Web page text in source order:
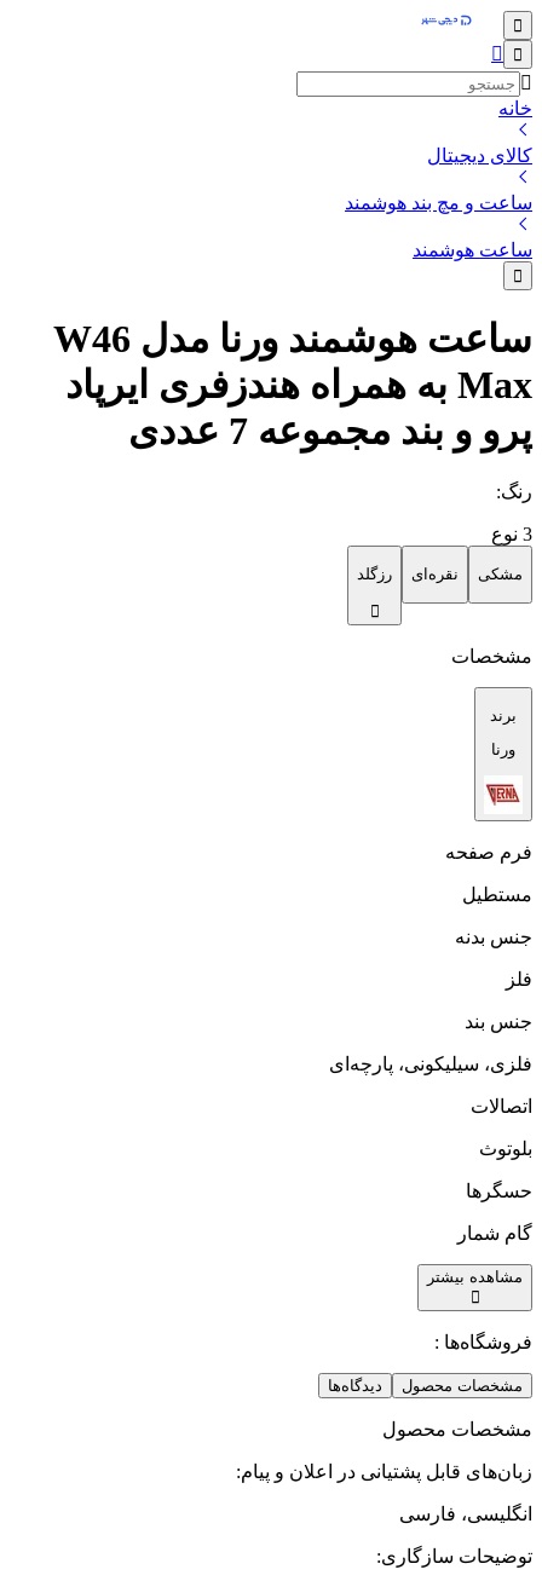
خانه
کالای دیجیتال
ساعت و مچ بند هوشمند
ساعت هوشمند
ساعت هوشمند ورنا مدل W46
Max به همراه هندزفری ایرپاد
پرو و بند مجموعه 7 عددی
رنگ:
3 نوع
مشکی نقره‌ای رزگلد
مشخصات
برند
ورنا
فرم صفحه
مستطیل
جنس بدنه
فلز
جنس بند
فلزی، سیلیکونی، پارچه‌ای
اتصالات
بلوتوث
حسگرها
گام شمار
مشاهده بیشتر
فروشگاه‌ها :
مشخصات محصول دیدگاه‌ها
مشخصات محصول
زبان‌های قابل پشتیانی در اعلان و پیام:
انگلیسی، فارسی
توضیحات سازگاری: